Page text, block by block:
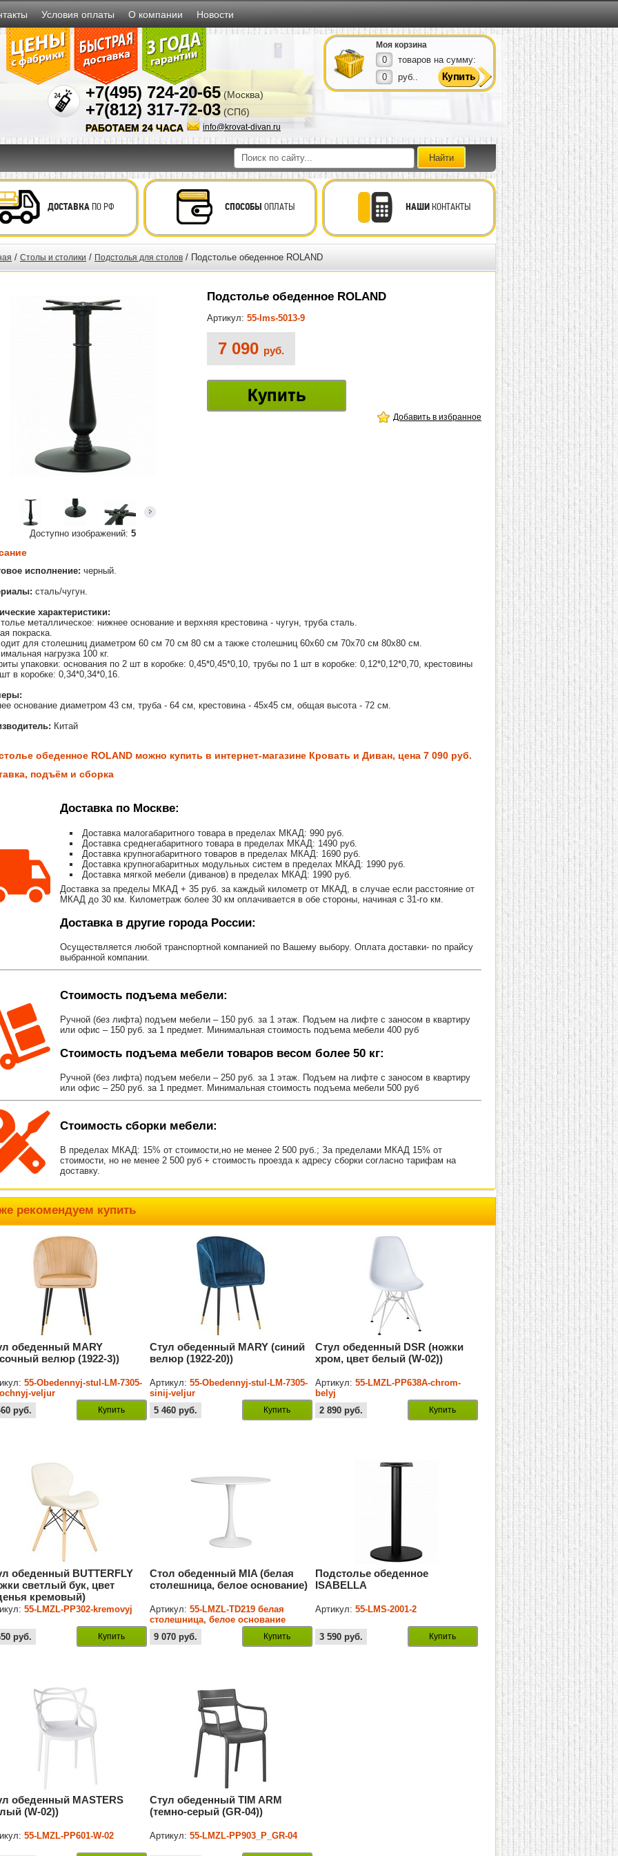
Условия оплаты О компании Новости
+7(495) 724-20-65 (Москва)
+7(812) 317-72-03 (СПб)
info@krovat-divan.ru
РАБОТАЕМ 24 ЧАСА
Моя корзина
0
товаров на сумму:
0
руб..
ДОСТАВКАПО РФ СПОСОБЫ ОПЛАТЫ НАШИКОНТАКТЫ
/ Столы и столики / Подстолья для столов / Подстолье обеденное ROLAND
Доступно изображений: 5
Подстолье обеденное ROLAND
Артикул: 55-lms-5013-9
7 090 руб.
Купить
Добавить в избранное
исполнение: черный.
сталь/чугун.
характеристики:
металлическое: нижнее основание и верхняя крестовина - чугун, труба сталь.
покраска.
для столешниц диаметром 60 см 70 см 80 см а также столешниц 60х60 см 70х70 см 80х80 см.
нагрузка 100 кг.
упаковки: основания по 2 шт в коробке: 0,45*0,45*0,10, трубы по 1 шт в коробке: 0,12*0,12*0,70, крестовины
в коробке: 0,34*0,34*0,16.
основание диаметром 43 см, труба - 64 см, крестовина - 45х45 см, общая высота - 72 см.
Китай
обеденное ROLAND можно купить в интернет-магазине Кровать и Диван, цена 7 090 руб.
подъём и сборка
Доставка по Москве:
Доставка малогабаритного товара в пределах МКАД: 990 руб.
Доставка среднегабаритного товара в пределах МКАД: 1490 руб.
Доставка крупногабаритного товаров в пределах МКАД: 1690 руб.
Доставка крупногабаритных модульных систем в пределах МКАД: 1990 руб.
Доставка мягкой мебели (диванов) в пределах МКАД: 1990 руб.
Доставка за пределы МКАД + 35 руб. за каждый километр от МКАД, в случае если расстояние от
МКАД до 30 км. Километраж более 30 км оплачивается в обе стороны, начиная с 31-го км.
Доставка в другие города России:
Осуществляется любой транспортной компанией по Вашему выбору. Оплата доставки- по прайсу
выбранной компании.
Стоимость подъема мебели:
Ручной (без лифта) подъем мебели – 150 руб. за 1 этаж. Подъем на лифте с заносом в квартиру
или офис – 150 руб. за 1 предмет. Минимальная стоимость подъема мебели 400 руб
Стоимость подъема мебели товаров весом более 50 кг:
Ручной (без лифта) подъем мебели – 250 руб. за 1 этаж. Подъем на лифте с заносом в квартиру
или офис – 250 руб. за 1 предмет. Минимальная стоимость подъема мебели 500 руб
Стоимость сборки мебели:
В пределах МКАД: 15% от стоимости,но не менее 2 500 руб.; За пределами МКАД 15% от
стоимости, но не менее 2 500 руб + стоимость проезда к адресу сборки согласно тарифам на
доставку.
рекомендуем купить
обеденный MARY
велюр (1922-3))
55-Obedennyj-stul-LM-7305-
veljur
руб. Купить
Стул обеденный MARY (синий
велюр (1922-20))
Артикул:55-Obedennyj-stul-LM-7305-
sinij-veljur
5 460 руб. Купить
Стул обеденный DSR (ножки
хром, цвет белый (W-02))
Артикул:55-LMZL-PP638A-chrom-
belyj
2 890 руб. Купить
обеденный BUTTERFLY
светлый бук, цвет
кремовый)
55-LMZL-PP302-kremovyj
руб. Купить
Стол обеденный MIA (белая
столешница, белое основание)
Артикул:55-LMZL-TD219 белая
столешница, белое основание
9 070 руб. Купить
Подстолье обеденное
ISABELLA
Артикул:55-LMS-2001-2
3 590 руб. Купить
обеденный MASTERS
(W-02))
55-LMZL-PP601-W-02
Стул обеденный TIM ARM
(темно-серый (GR-04))
Артикул:55-LMZL-PP903_P_GR-04